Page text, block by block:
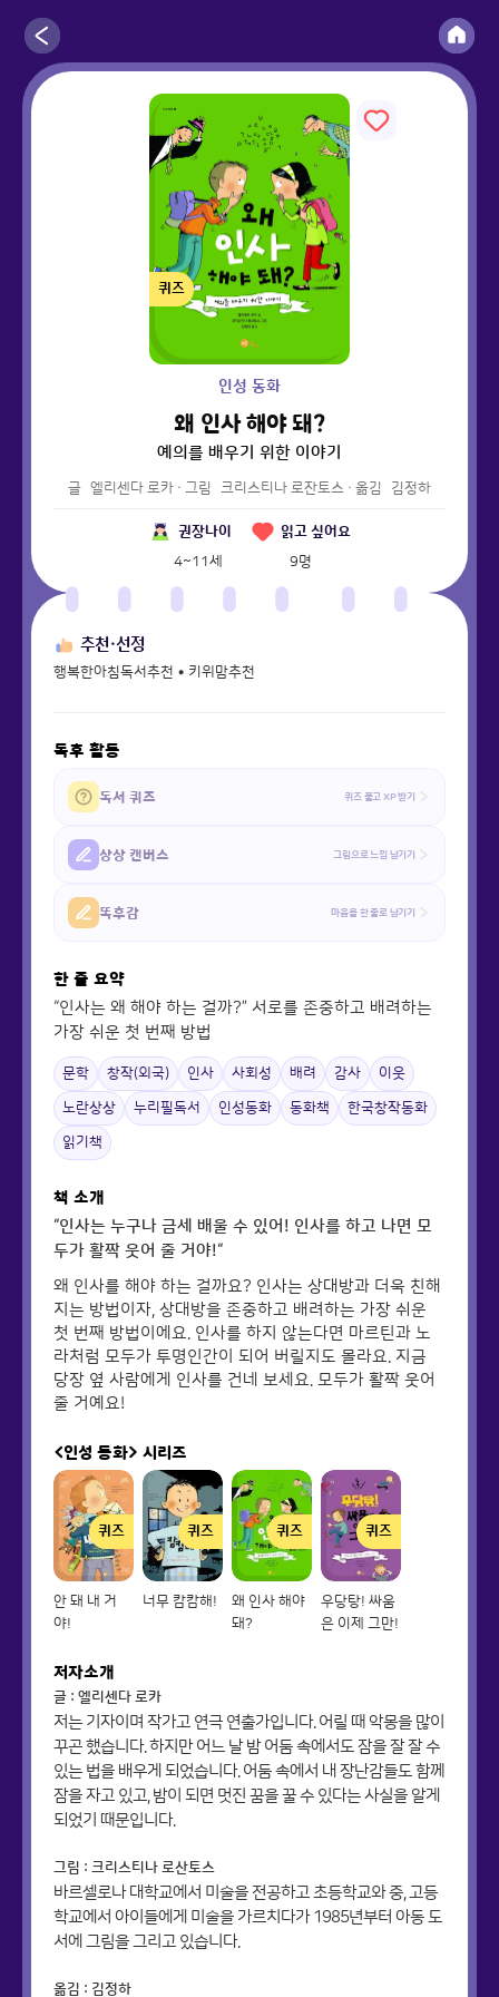
퀴즈
인성 동화
왜 인사 해야 돼?
예의를 배우기 위한 이야기
글 엘리센다 로카 · 그림 크리스티나 로잔토스 · 옮김 김정하
권장나이
4~11세
읽고 싶어요
9명
추천·선정
행복한아침독서추천 • 키위맘추천
독후 활동
독서 퀴즈 퀴즈 풀고 XP 받기
상상 캔버스 그림으로 느낌 남기기
똑후감 마음을 한 줄로 남기기
한 줄 요약
“인사는 왜 해야 하는 걸까?” 서로를 존중하고 배려하는
가장 쉬운 첫 번째 방법
문학 창작(외국) 인사 사회성 배려 감사 이웃
노란상상 누리필독서 인성동화 동화책 한국창작동화
읽기책
책 소개
“인사는 누구나 금세 배울 수 있어! 인사를 하고 나면 모
두가 활짝 웃어 줄 거야!“
왜 인사를 해야 하는 걸까요? 인사는 상대방과 더욱 친해
지는 방법이자, 상대방을 존중하고 배려하는 가장 쉬운
첫 번째 방법이에요. 인사를 하지 않는다면 마르틴과 노
라처럼 모두가 투명인간이 되어 버릴지도 몰라요. 지금
당장 옆 사람에게 인사를 건네 보세요. 모두가 활짝 웃어
줄 거예요!
<인성 동화> 시리즈
퀴즈
안 돼 내 거
야!
퀴즈
너무 캄캄해!
퀴즈
왜 인사 해야
돼?
퀴즈
우당탕! 싸움
은 이제 그만!
저자소개
글 : 엘리센다 로카
저는 기자이며 작가고 연극 연출가입니다. 어릴 때 악몽을 많이
꾸곤 했습니다. 하지만 어느 날 밤 어둠 속에서도 잠을 잘 잘 수
있는 법을 배우게 되었습니다. 어둠 속에서 내 장난감들도 함께
잠을 자고 있고, 밤이 되면 멋진 꿈을 꿀 수 있다는 사실을 알게
되었기 때문입니다.
그림 : 크리스티나 로산토스
바르셀로나 대학교에서 미술을 전공하고 초등학교와 중, 고등
학교에서 아이들에게 미술을 가르치다가 1985년부터 아동 도
서에 그림을 그리고 있습니다.
옮김 : 김정하